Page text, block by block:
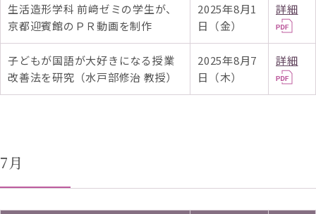
生活造形学科 前﨑ゼミの学生が、
京都迎賓館のＰＲ動画を制作
2025年8月1
日（金）
詳細
子どもが国語が大好きになる授業
改善法を研究（水戸部修治 教授）
2025年8月7
日（木）
詳細
7月